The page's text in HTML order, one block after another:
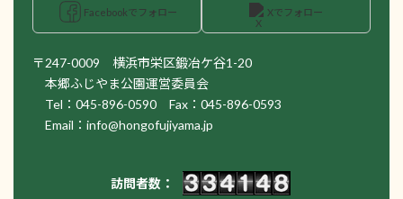
Facebookでフォロー Xでフォロー
〒247-0009 横浜市栄区鍛冶ケ谷1-20
本郷ふじやま公園運営委員会
Tel：045-896-0590 Fax：045-896-0593
Email：info@hongofujiyama.jp
訪問者数：